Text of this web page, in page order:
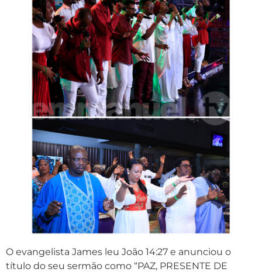
O evangelista James leu João 14:27 e anunciou o
título do seu sermão como “PAZ, PRESENTE DE